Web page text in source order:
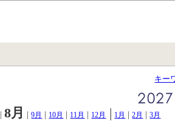
キー
|8月 |9月 | 10月 | 11月 | 12月 | 1月 |2月 |3月